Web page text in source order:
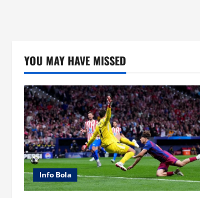
YOU MAY HAVE MISSED
Info Bola